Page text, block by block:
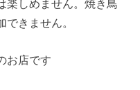
楽しめません。焼き鳥
きません。
お店です